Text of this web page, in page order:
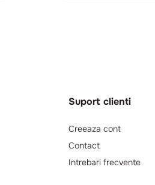
Suport clienti
Creeaza cont
Contact
Intrebari frecvente